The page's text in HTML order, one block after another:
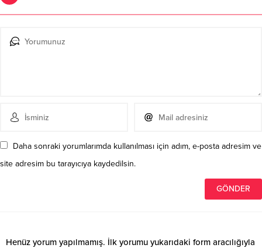
Daha sonraki yorumlarımda kullanılması için adım, e-posta adresim ve
site adresim bu tarayıcıya kaydedilsin.
Henüz yorum yapılmamış. İlk yorumu yukarıdaki form aracılığıyla